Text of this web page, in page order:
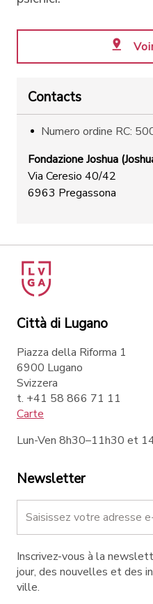
Contacts
Numero ordine RC:
Fondazione Joshua
Via Ceresio 40/42
6963 Pregassona
Città di Lugano
Piazza della Riforma 1
6900 Lugano
Svizzera
t. +41 58 866 71 11
Carte
Lun-Ven 8h30–11h30 et
Newsletter
Inscrivez-vous à la
jour, des nouvelles et des
ville.